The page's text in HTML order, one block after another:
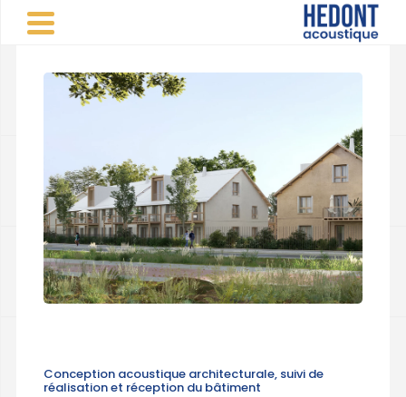
Réalisations
PARTAGER
Conception acoustique architecturale, suivi de
réalisation et réception du bâtiment
Panneau de gestion des cookies